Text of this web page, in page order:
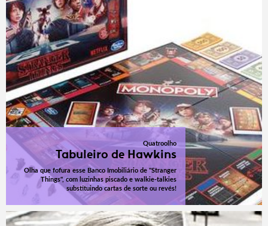
Quatroolho
Tabuleiro de Hawkins
Olha que fofura esse Banco Imobiliário de "Stranger
Things", com luzinhas piscado e walkie-talkies
substituindo cartas de sorte ou revés!